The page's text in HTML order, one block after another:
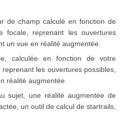
de champ calculé en fonction de
focale, reprenant les ouvertures
un vue en réalité augmentée.
calculée en fonction de votre
les ouvertures possibles,
réalité augmentée.
sujet, une réalité augmentée de
un outil de calcul de startrails,